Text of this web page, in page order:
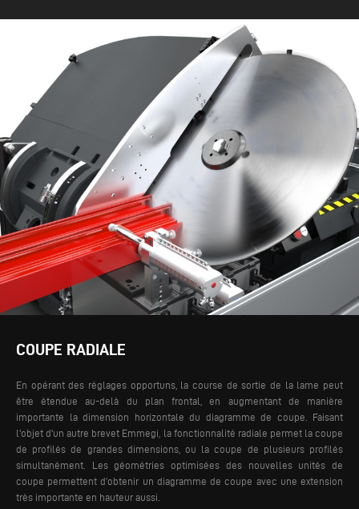
COUPE RADIALE
En opérant des réglages opportuns, la course de sortie de la lame peut
être étendue au-delà du plan frontal, en augmentant de manière
importante la dimension horizontale du diagramme de coupe. Faisant
l'objet d'un autre brevet Emmegi, la fonctionnalité radiale permet la coupe
de profilés de grandes dimensions, ou la coupe de plusieurs profilés
simultanément. Les géométries optimisées des nouvelles unités de
coupe permettent d’obtenir un diagramme de coupe avec une extension
très importante en hauteur aussi.